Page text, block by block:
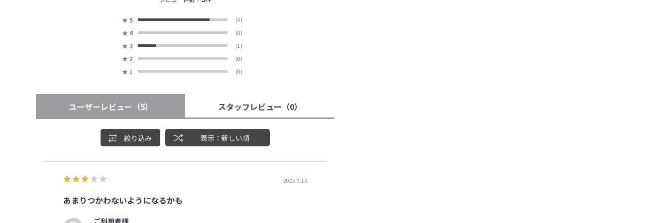
★ 5 (4)
★ 4 (0)
★ 3 (1)
★ 2 (0)
★ 1 (0)
ユーザーレビュー （5） スタッフレビュー （0）
絞り込み 表示：新しい順
2025.9.13
あまりつかわないようになるかも
ご利用者様